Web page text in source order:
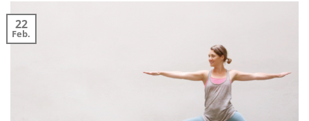
22
Feb.